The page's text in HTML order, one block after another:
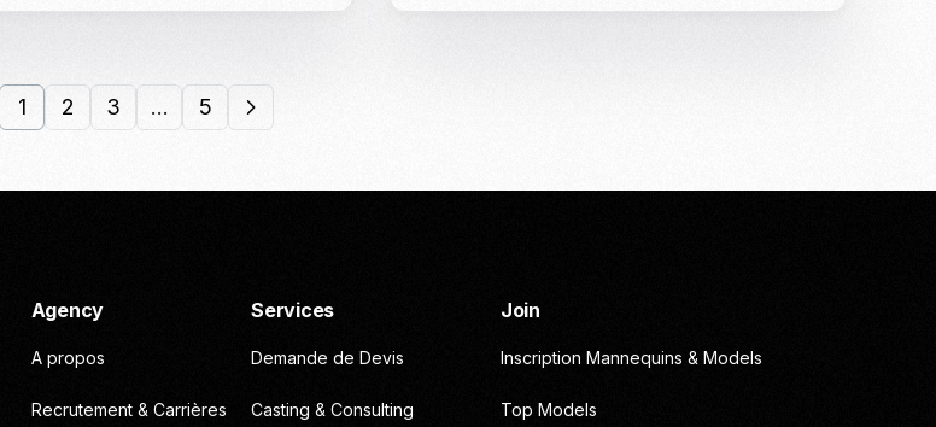
1 2 3 … 5
Agency
A propos
Recrutement & Carrières
Services
Demande de Devis
Casting & Consulting
Join
Inscription Mannequins & Models
Top Models